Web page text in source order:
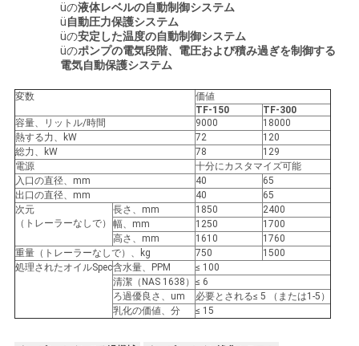
ス
引
用
を
要
し
üの液体レベルの自動制御システム
ü自動圧力保護システム
üの安定した温度の自動制御システム
üのポンプの電気段階、電圧および積み過ぎを制御する
電気自動保護システム
変数
価値
TF-150
TF-300
容量、リットル/時間
9000
18000
熱する力、kW
72
120
総力、kW
78
129
電源
十分にカスタマイズ可能
入口の直径、mm
40
65
出口の直径、mm
40
65
次元
（トレーラーなしで）
長さ、mm 1850
2400
幅、mm
1250
1700
高さ、mm
1610
1760
重量（トレーラーなしで）、kg
750
1500
処理されたオイルSpec含水量、PPM
≤ 100
清潔（NAS 1638） ≤ 6
ろ過優良さ、um
必要とされる≤ 5 （または1-5）
乳化の価値、分
≤ 15